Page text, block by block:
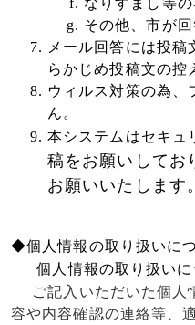
なりすまし等
その他、市が
メール回答には投稿
らかじめ投稿文の控
ウィルス対策の為、
ん。
本システムはセキュ
稿をお願いしてお
お願いいたします。
◆個人情報の取り扱いに
個人情報の取り扱いに
ご記入いただいた個人
容や内容確認の連絡等、